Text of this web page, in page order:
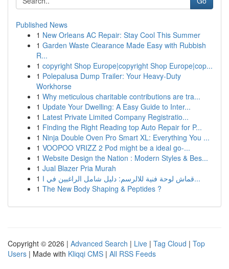
Published News
1 New Orleans AC Repair: Stay Cool This Summer
1 Garden Waste Clearance Made Easy with Rubbish
R...
1 copyright Shop Europe|copyright Shop Europe|cop...
1 Polepalusa Dump Trailer: Your Heavy-Duty
Workhorse
1 Why meticulous charitable contributions are tra...
1 Update Your Dwelling: A Easy Guide to Inter...
1 Latest Private Limited Company Registratio...
1 Finding the Right Reading top Auto Repair for P...
1 Ninja Double Oven Pro Smart XL: Everything You ...
1 VOOPOO VRIZZ 2 Pod might be a ideal go-...
1 Website Design the Nation : Modern Styles & Bes...
1 Jual Blazer Pria Murah
1
قماش لوحة فنية للالرسم: دليل شامل الراغبين في ا...
1 The New Body Shaping & Peptides ?
Copyright © 2026 | Advanced Search | Live | Tag Cloud | Top
Users | Made with Kliqqi CMS | All RSS Feeds